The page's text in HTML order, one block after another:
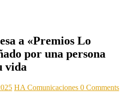
a «Premios Lo
por una persona
vida
HA Comunicaciones 0 Comments